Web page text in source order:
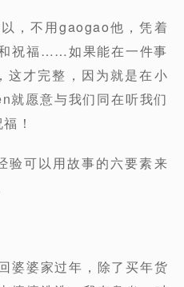
，不用gaogao他，凭着
祝福……如果能在一件事
才完整，因为就是在小
就愿意与我们同在听我们
！
验可以用故事的六要素来
婆婆家过年，除了买年货